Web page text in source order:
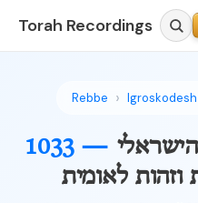
Torah Recordings
Rebbe Igroskodesh
1033 —
וזהות לאומית